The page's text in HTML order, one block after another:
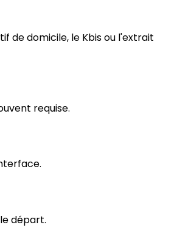
de domicile, le Kbis ou l'extrait
requise.
départ.